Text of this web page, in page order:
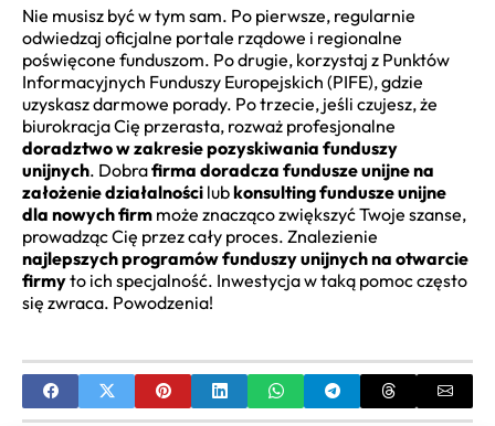
Nie musisz być w tym sam. Po pierwsze, regularnie
odwiedzaj oficjalne portale rządowe i regionalne
poświęcone funduszom. Po drugie, korzystaj z Punktów
Informacyjnych Funduszy Europejskich (PIFE), gdzie
uzyskasz darmowe porady. Po trzecie, jeśli czujesz, że
biurokracja Cię przerasta, rozważ profesjonalne
doradztwo w zakresie pozyskiwania funduszy
unijnych. Dobrafirma doradcza fundusze unijne na
założenie działalności lubkonsulting fundusze unijne
dla nowych firm może znacząco zwiększyć Twoje szanse,
prowadząc Cię przez cały proces. Znalezienie
najlepszych programów funduszy unijnych na otwarcie
firmyto ich specjalność. Inwestycja w taką pomoc często
się zwraca. Powodzenia!